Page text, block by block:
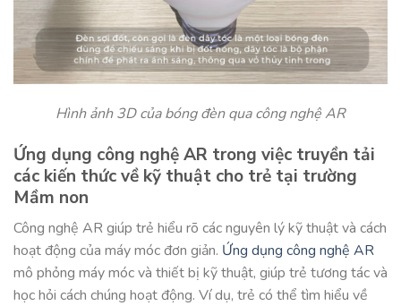
Hình ảnh 3D của bóng đèn qua công nghệ AR
Ứng dụng công nghệ AR trong việc truyền tải
các kiến thức về kỹ thuật cho trẻ tại trường
Mầm non
Công nghệ AR giúp trẻ hiểu rõ các nguyên lý kỹ thuật và cách
hoạt động của máy móc đơn giản. Ứng dụng công nghệ AR
mô phỏng máy móc và thiết bị kỹ thuật, giúp trẻ tương tác và
học hỏi cách chúng hoạt động. Ví dụ, trẻ có thể tìm hiểu về